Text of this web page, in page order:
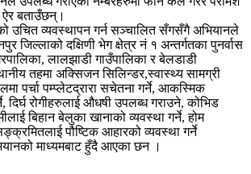
बताउँछन्।
उचित व्यवस्थापन गर्न सञ्चालित सँगसँगै अभियानले
जिल्लाको दक्षिणी भेग क्षेत्र नं १ अन्तर्गतका पुनर्वास
लालझाडी गाउँपालिका र बेलडाडी
तहमा अक्सिजन सिलिन्डर,स्वास्थ्य सामग्री
पर्चा पम्प्लेटद्रारा सचेतना गर्ने, आकस्मिक
दिर्घ रोगीहरुलाई औधषी उपलब्ध गराउने, कोभिड
बिहान बेलुका खानाको व्यवस्था गर्ने, होम
पौष्टिक आहारको व्यवस्था गर्ने
माध्यमबाट हुँदै आएका छन ।